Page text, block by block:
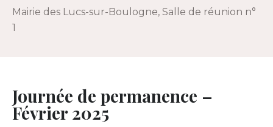
Mairie des Lucs-sur-Boulogne, Salle de réunion n°
1
Journée de permanence –
Février 2025